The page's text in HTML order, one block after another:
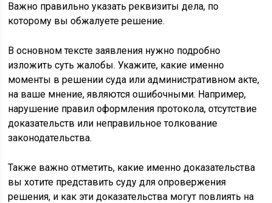
Важно правильно указать реквизиты дела, по
которому вы обжалуете решение.
В основном тексте заявления нужно подробно
изложить суть жалобы. Укажите, какие именно
моменты в решении суда или административном акте,
на ваше мнение, являются ошибочными. Например,
нарушение правил оформления протокола, отсутствие
доказательств или неправильное толкование
законодательства.
Также важно отметить, какие именно доказательства
вы хотите представить суду для опровержения
решения, и как эти доказательства могут повлиять на